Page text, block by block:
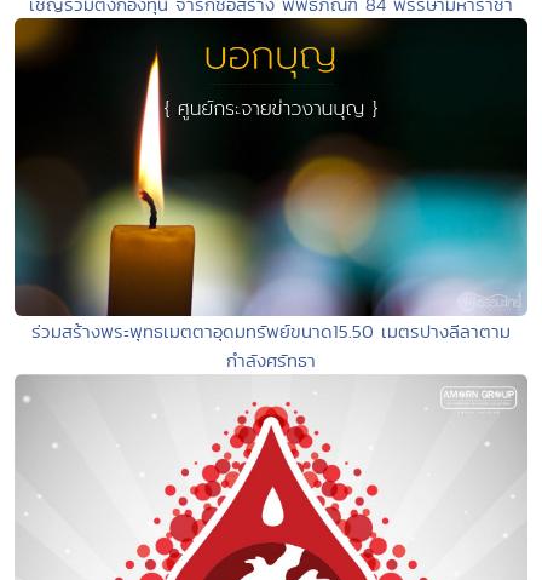
ร่วมสร้างพระพุทธเมตตาอุดมทรัพย์ขนาด15.50 เมตรปางลีลาตาม
กำลังศรัทธา